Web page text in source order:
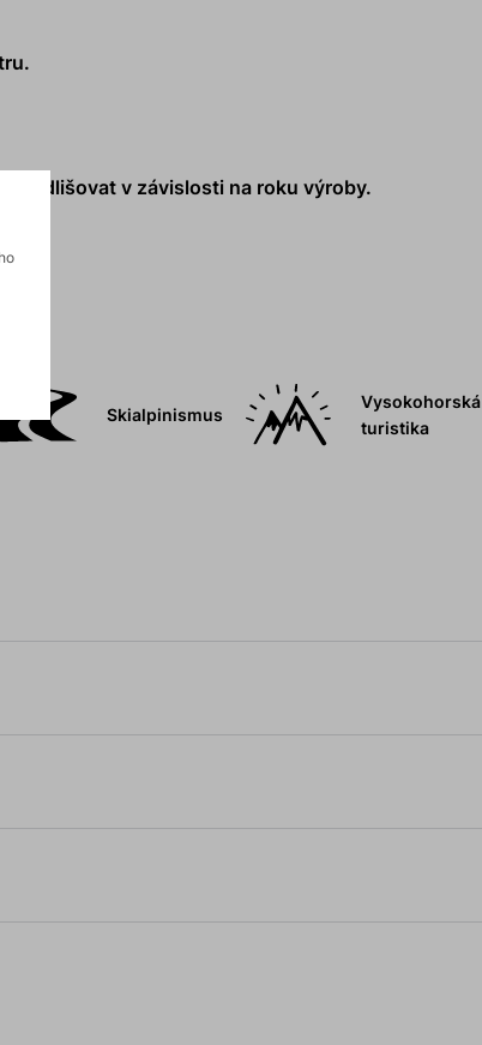
odlišovat v závislosti na roku výroby.
Skialpinismus
Vysokohorská
turistika